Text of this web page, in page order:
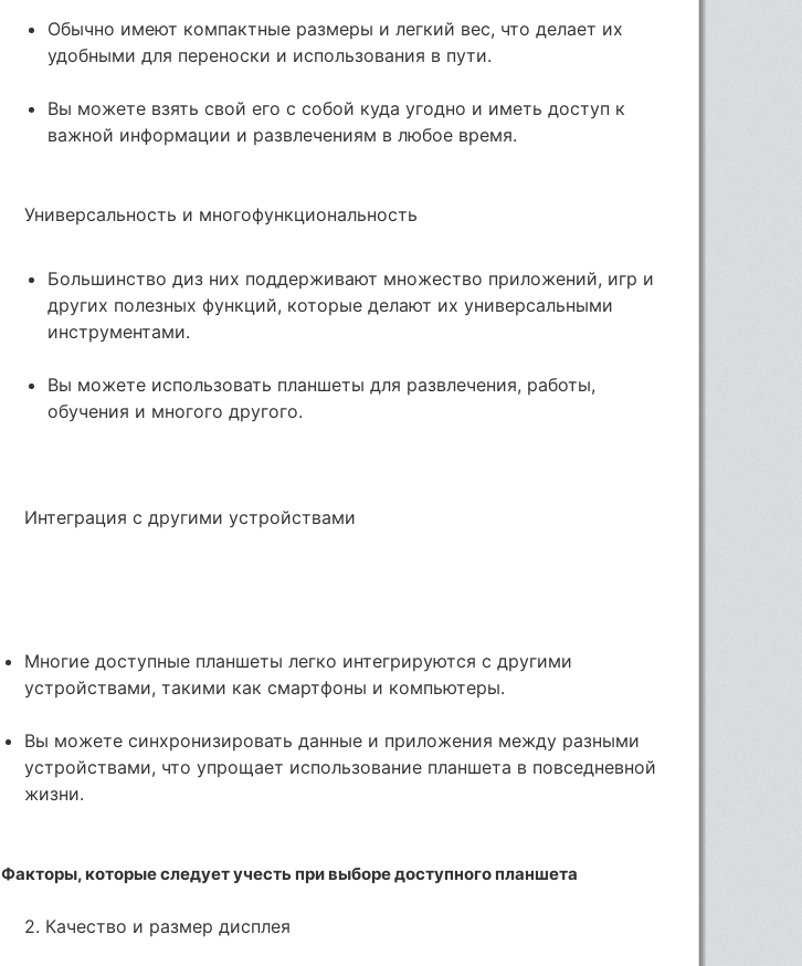
Обычно имеют компактные размеры и легкий вес, что делает их
удобными для переноски и использования в пути.
Вы можете взять свой его с собой куда угодно и иметь доступ к
важной информации и развлечениям в любое время.
Универсальность и многофункциональность
Большинство диз них поддерживают множество приложений, игр и
других полезных функций, которые делают их универсальными
инструментами.
Вы можете использовать планшеты для развлечения, работы,
обучения и многого другого.
Интеграция с другими устройствами
Многие доступные планшеты легко интегрируются с другими
устройствами, такими как смартфоны и компьютеры.
Вы можете синхронизировать данные и приложения между разными
устройствами, что упрощает использование планшета в повседневной
жизни.
Факторы, которые следует учесть при выборе доступного планшета
2. Качество и размер дисплея